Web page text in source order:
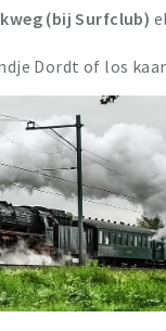
(bij Surfclub)
Dordt of los